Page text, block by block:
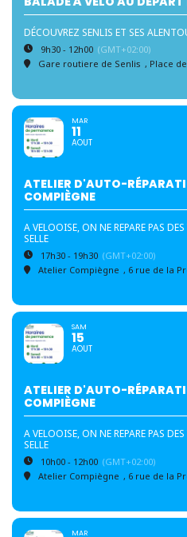
DÉCOUVREZ SENLIS ET SES
9h30 - 12h00 (GMT+02:00)
Gare routiere de Senlis , Place
MAR
11
AOUT
ATELIER D'AUTO-
COMPIÈGNE
A VELOOISE, ON NE REPARE PAS
SELLE
17h30 - 19h30 (GMT+02:00)
Atelier Compiègne , 6 rue de la
SAM
15
AOUT
ATELIER D'AUTO-
COMPIÈGNE
A VELOOISE, ON NE REPARE PAS
SELLE
10h00 - 12h00 (GMT+02:00)
Atelier Compiègne , 6 rue de la
MAR